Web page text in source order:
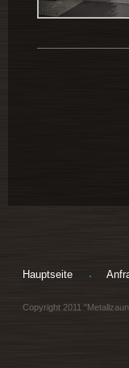
Hauptseite
Copyright 2011